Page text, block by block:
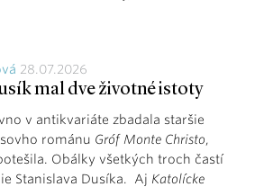
28.07.2026
mal dve životné istoty
v antikvariáte zbadala staršie
románu Gróf Monte Christo,
Obálky všetkých troch častí
Stanislava Dusíka. Aj Katolícke